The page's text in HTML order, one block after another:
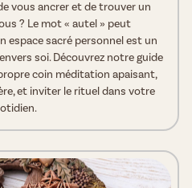
vous ancrer et de trouver un
? Le mot « autel » peut
espace sacré personnel est un
soi. Découvrez notre guide
coin méditation apaisant,
et inviter le rituel dans votre